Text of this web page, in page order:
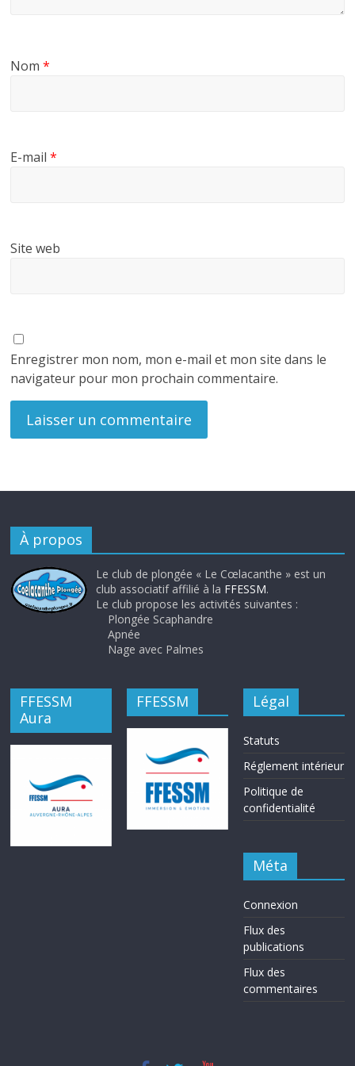
Nom*
E-mail*
Site web
Enregistrer mon nom, mon e-mail et mon site dans le
navigateur pour mon prochain commentaire.
À propos
Le club de plongée « Le Cœlacanthe » est un
club associatif affilié à la FFESSM.
Le club propose les activités suivantes :
Plongée Scaphandre
Apnée
Nage avec Palmes
FFESSM
Aura
FFESSM Légal
Statuts
Réglement intérieur
Politique de
confidentialité
Méta
Connexion
Flux des
publications
Flux des
commentaires